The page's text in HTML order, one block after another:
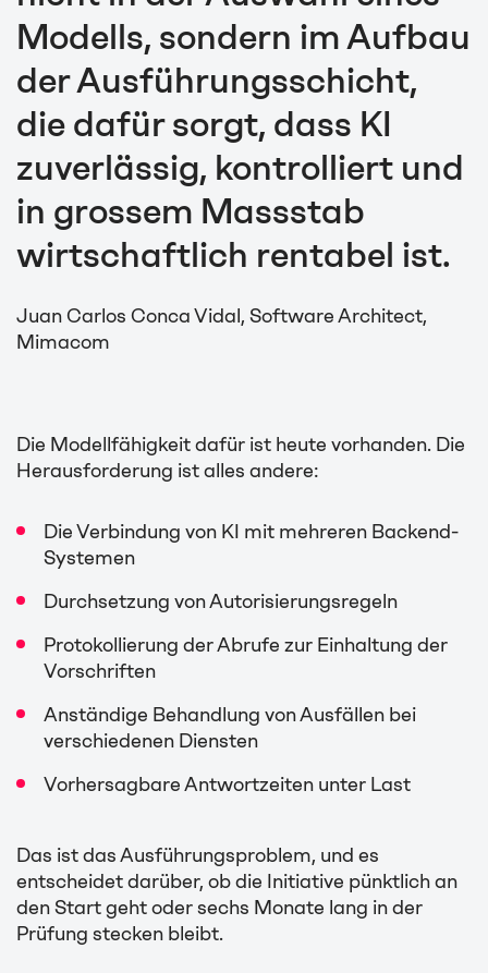
Modells, sondern im Aufbau
der Ausführungsschicht,
die dafür sorgt, dass KI
zuverlässig, kontrolliert und
in grossem Massstab
wirtschaftlich rentabel ist.
Juan Carlos Conca Vidal, Software Architect,
Mimacom
Die Modellfähigkeit dafür ist heute vorhanden. Die
Herausforderung ist alles andere:
Die Verbindung von KI mit mehreren Backend-
Systemen
Durchsetzung von Autorisierungsregeln
Protokollierung der Abrufe zur Einhaltung der
Vorschriften
Anständige Behandlung von Ausfällen bei
verschiedenen Diensten
Vorhersagbare Antwortzeiten unter Last
Das ist das Ausführungsproblem, und es
entscheidet darüber, ob die Initiative pünktlich an
den Start geht oder sechs Monate lang in der
Prüfung stecken bleibt.